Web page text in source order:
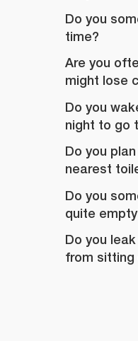
Do you
time?
Are you
might lose
Do you
night to go
Do you
nearest
Do you
quite
Do you
from sitting